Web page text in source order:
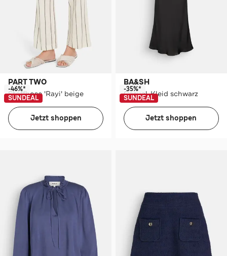
PART TWO
Stoffhose 'Rayi' beige
-46%*
SUNDEAL
Jetzt shoppen
BA&SH
Casual-Kleid schwarz
-35%*
SUNDEAL
Jetzt shoppen